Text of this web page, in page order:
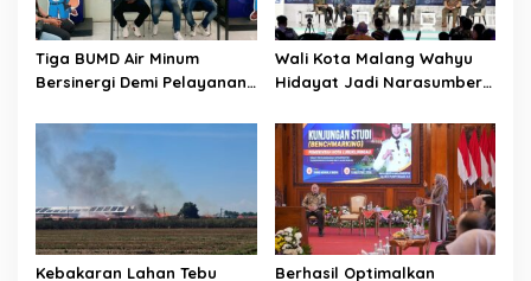
Tiga BUMD Air Minum
Bersinergi Demi Pelayanan
Raya
Wali Kota Malang Wahyu
Hidayat Jadi Narasumber
Conference 2026
Kebakaran Lahan Tebu Berhasil Optimalkan